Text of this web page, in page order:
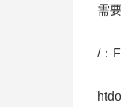
需
/：